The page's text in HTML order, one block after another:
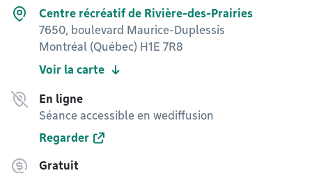
Centre récréatif de Rivière-des-Prairies
7650, boulevard Maurice-Duplessis
Montréal (Québec) H1E 7R8
Voir la carte
En ligne
Séance accessible en wediffusion
Regarder
Gratuit